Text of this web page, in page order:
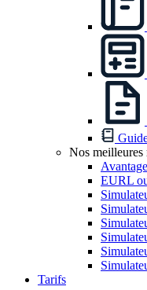
Nos meilleures
EURL
Tarifs